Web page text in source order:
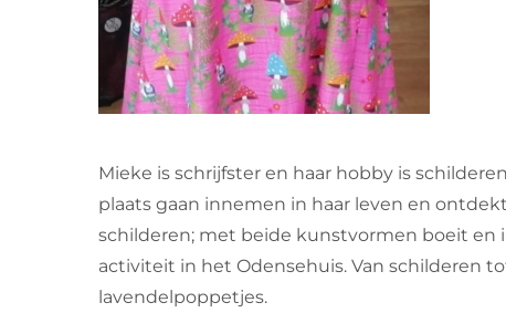
Mieke is schrijfster en haar hobby is
plaats gaan innemen in haar leven en
schilderen; met beide kunstvormen boeit en
activiteit in het Odensehuis. Van schilderen
lavendelpoppetjes.